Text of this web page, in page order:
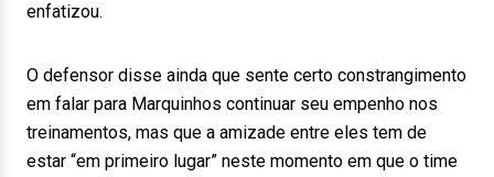
enfatizou.
O defensor disse ainda que sente certo constrangimento
em falar para Marquinhos continuar seu empenho nos
treinamentos, mas que a amizade entre eles tem de
estar “em primeiro lugar” neste momento em que o time